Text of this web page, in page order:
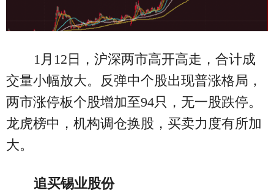
1月12日，沪深两市高开高走，合计成
交量小幅放大。反弹中个股出现普涨格局，
两市涨停板个股增加至94只，无一股跌停。
龙虎榜中，机构调仓换股，买卖力度有所加
大。
追买锡业股份